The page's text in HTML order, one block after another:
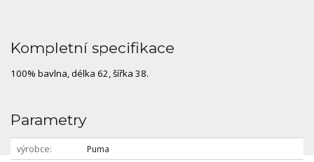
Kompletní specifikace
100% bavlna, délka 62, šířka 38.
Parametry
výrobce
Puma